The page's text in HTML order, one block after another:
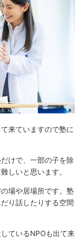
来ていますので塾に
けで、一部の子を除
しいと思います。
場や居場所です。塾
り話したりする空間
ているNPOも出て来